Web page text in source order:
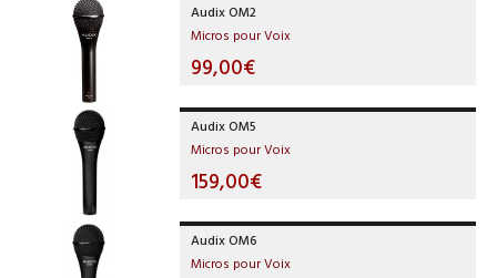
Audix OM2
Micros pour Voix
99,00€
Audix OM5
Micros pour Voix
159,00€
Audix OM6
Micros pour Voix